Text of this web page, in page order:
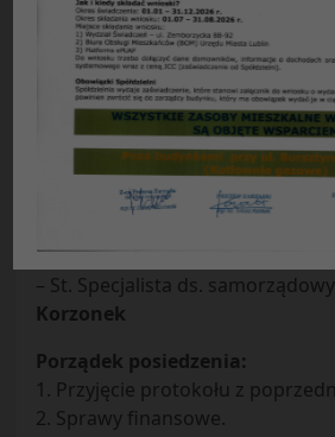
Protokół nr 27/
z posiedzenia Zarządu
Mieszkaniowej
odbytego w dniu
Obecni:
– Prezes Zarządu –Ryszard
– Zastępca prezesa ds.
Zielińska
– St. Specjalista ds.
Korzonek
Porządek posiedzenia:
1. Przyjęcie protokołu z
2. Sprawy finansowe.